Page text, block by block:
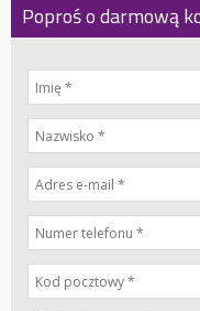
Poproś o darmową